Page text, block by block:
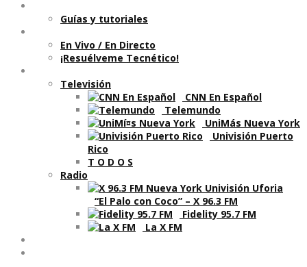
Guí­as y tutoriales
En Vivo / En Directo
¡Resuélveme Tecnético!
Televisión
CNN En Español
Telemundo
UniMás Nueva York
Univisión Puerto
Rico
T O D O S
Radio
“El Palo con Coco” – X 96.3 FM
Fidelity 95.7 FM
La X FM